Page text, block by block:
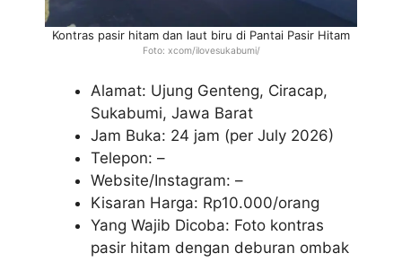
Kontras pasir hitam dan laut biru di Pantai Pasir Hitam
Foto: xcom/ilovesukabumi/
Alamat: Ujung Genteng, Ciracap,
Sukabumi, Jawa Barat
Jam Buka: 24 jam (per July 2026)
Telepon: –
Website/Instagram: –
Kisaran Harga: Rp10.000/orang
Yang Wajib Dicoba: Foto kontras
pasir hitam dengan deburan ombak